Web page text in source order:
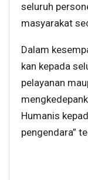
seluruh
masyarakat
Dalam
kan kepada
pelayanan
Humanis
pengendara”